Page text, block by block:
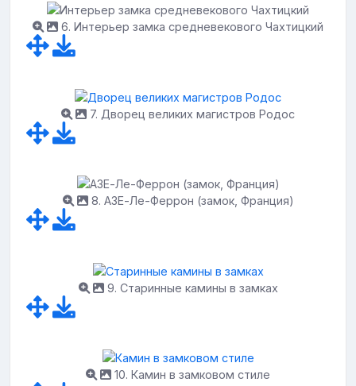
6. Интерьер замка средневекового Чахтицкий
7. Дворец великих магистров Родос
8. АЗЕ-Ле-Феррон (замок, Франция)
9. Старинные камины в замках
10. Камин в замковом стиле